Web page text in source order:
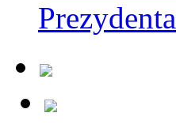
Prezydenta